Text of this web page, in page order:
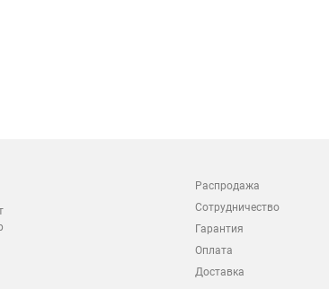
Распродажа
Сотрудничество
Гарантия
Оплата
Доставка